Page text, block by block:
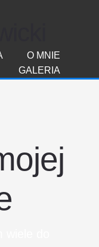
O MNIE
GALERIA